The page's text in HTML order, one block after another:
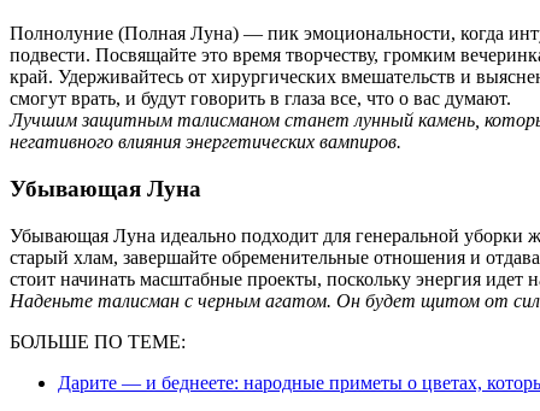
Полнолуние (Полная Луна) — пик эмоциональности, когда
подвести. Посвящайте это время творчеству, громким
край. Удерживайтесь от хирургических вмешательств и
смогут врать, и будут говорить в глаза все, что о вас думают.
Лучшим защитным талисманом станет лунный камень,
негативного влияния энергетических вампиров.
Убывающая Луна
Убывающая Луна идеально подходит для генеральной уборки
старый хлам, завершайте обременительные отношения и
стоит начинать масштабные проекты, поскольку энергия
Наденьте талисман с черным агатом. Он будет щитом от
БОЛЬШЕ ПО ТЕМЕ:
Дарите — и беднеете: народные приметы о цветах,